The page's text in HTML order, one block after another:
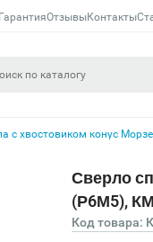
ГарантияОтзывыКонтакты
с хвостовиком конус Морзе
Сверло
(Р6М5),
Код товара: